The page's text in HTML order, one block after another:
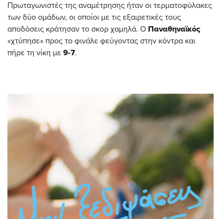
Πρωταγωνιστές της αναμέτρησης ήταν οι τερματοφύλακες
των δύο ομάδων, οι οποίοι με τις εξαιρετικές τους
αποδόσεις κράτησαν το σκορ χαμηλά. Ο Παναθηναϊκός
«χτύπησε» προς το φινάλε φεύγοντας στην κόντρα και
πήρε τη νίκη με 9-7.